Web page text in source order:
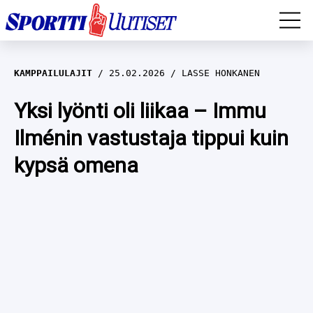
EM-YLEISURHEILU
JÄÄKIEKKO
YLEISURHEILU
WILMA HELTELÄ
TALVILAJIT
KAMPPAILULAJIT 25.02.2026 LASSE HONKANEN
Yksi lyönti oli liikaa – Immu
Ilménin vastustaja tippui kuin
kypsä omena